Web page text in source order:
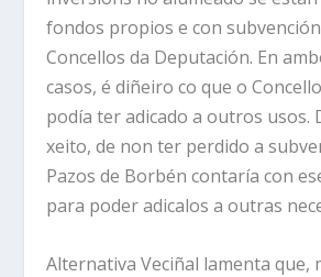
fondos propios e con
Concellos da Deputación. En
casos, é diñeiro co que o
podía ter adicado a outros usos.
xeito, de non ter perdido a
Pazos de Borbén contaría con
para poder adicalos a outras
Alternativa Veciñal lamenta que,